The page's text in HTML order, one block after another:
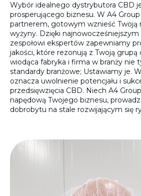
Wybór idealnego dystrybutora CBD
prosperującego biznesu. W A4
partnerem, gotowym wznieść Twoją
wyżyny. Dzięki
zespołowi ekspertów zapewniamy
jakości, które rezonują z Twoją grupą
wiodąca fabryka i firma w branży nie
standardy branżowe; Ustawiamy je.
oznacza uwolnienie potencjału i
przedsięwzięcia CBD. Niech A4
napędową Twojego biznesu,
dobrobytu na stale rozwijającym się